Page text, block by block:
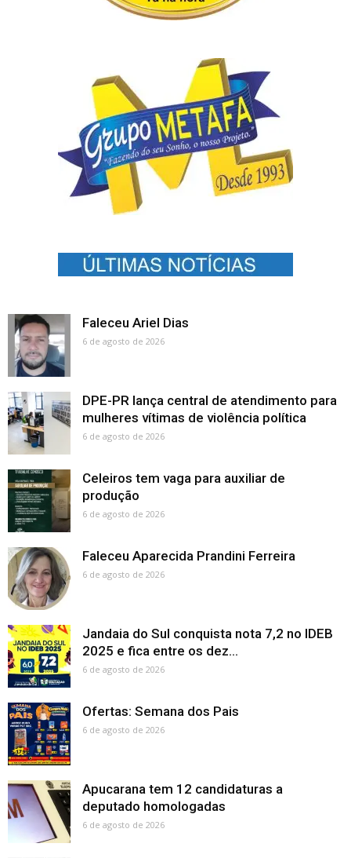
Faleceu Ariel Dias
6 de agosto de 2026
DPE-PR lança central de atendimento para
mulheres vítimas de violência política
6 de agosto de 2026
Celeiros tem vaga para auxiliar de
produção
6 de agosto de 2026
Faleceu Aparecida Prandini Ferreira
6 de agosto de 2026
Jandaia do Sul conquista nota 7,2 no IDEB
2025 e fica entre os dez...
6 de agosto de 2026
Ofertas: Semana dos Pais
6 de agosto de 2026
Apucarana tem 12 candidaturas a
deputado homologadas
6 de agosto de 2026